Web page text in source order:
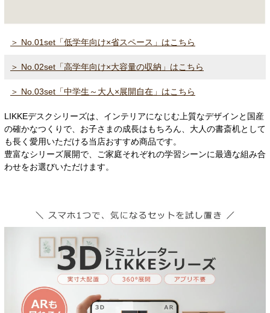
＞ No.01set「低学年向け×省スペース」はこちら
＞ No.02set「高学年向け×大容量の収納」はこちら
＞ No.03set「中学生～大人×展開自在」はこちら
LIKKEデスクシリーズは、インテリアになじむ上質なデザインと国産
の確かなつくりで、お子さまの成長はもちろん、大人の書斎机として
も長く愛用いただける当店おすすめ商品です。
豊富なシリーズ展開で、ご家庭それぞれの学習シーンに最適な組み合
わせをお選びいただけます。